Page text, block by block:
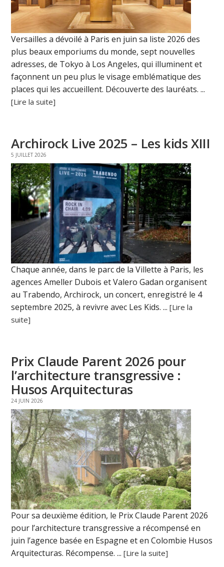
Versailles a dévoilé à Paris en juin sa liste 2026 des
plus beaux emporiums du monde, sept nouvelles
adresses, de Tokyo à Los Angeles, qui illuminent et
façonnent un peu plus le visage emblématique des
places qui les accueillent. Découverte des lauréats. ...
[Lire la suite]
Archirock Live 2025 – Les kids XIII
5 JUILLET 2026
Chaque année, dans le parc de la Villette à Paris, les
agences Ameller Dubois et Valero Gadan organisent
au Trabendo, Archirock, un concert, enregistré le 4
septembre 2025, à revivre avec Les Kids. ...[Lire la
suite]
Prix Claude Parent 2026 pour
l’architecture transgressive :
Husos Arquitecturas
24 JUIN 2026
Pour sa deuxième édition, le Prix Claude Parent 2026
pour l’architecture transgressive a récompensé en
juin l’agence basée en Espagne et en Colombie Husos
Arquitecturas. Récompense. ...[Lire la suite]